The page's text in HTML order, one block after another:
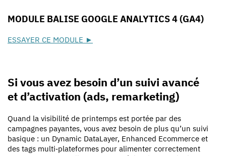
MODULE BALISE GOOGLE ANALYTICS 4 (GA4)
ESSAYER CE MODULE ►
Si vous avez besoin d’un suivi avancé
et d’activation (ads, remarketing)
Quand la visibilité de printemps est portée par des
campagnes payantes, vous avez besoin de plus qu’un suivi
basique : un Dynamic DataLayer, Enhanced Ecommerce et
des tags multi‑plateformes pour alimenter correctement